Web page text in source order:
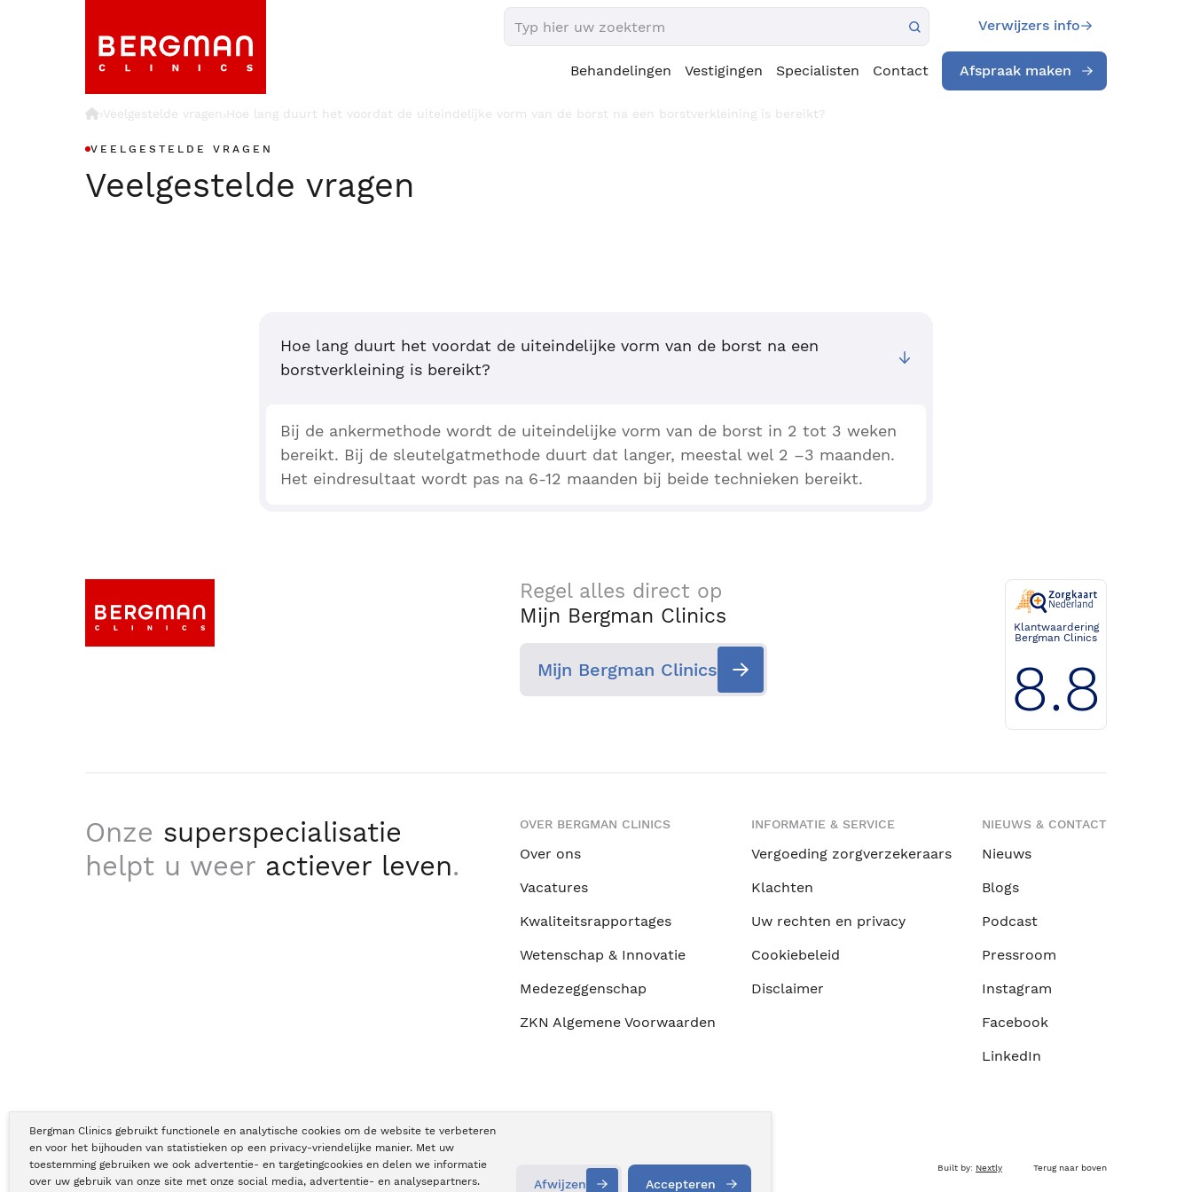
Bergman Clinics gebruikt functionele en analytische cookies om de website te verbeteren
en voor het bijhouden van statistieken op een privacy-vriendelijke manier. Met uw
toestemming gebruiken we ook advertentie- en targetingcookies en delen we informatie
over uw gebruik van onze site met onze social media, advertentie- en analysepartners.
Afwijzen Accepteren
Verwijzers info
Behandelingen Vestigingen Specialisten Contact Afspraak maken
›Veelgestelde vragen›Hoe lang duurt het voordat de uiteindelijke vorm van de borst na een borstverkleining is bereikt?
VEELGESTELDE VRAGEN
Veelgestelde vragen
Hoe lang duurt het voordat de uiteindelijke vorm van de borst na een
borstverkleining is bereikt?
Bij de ankermethode wordt de uiteindelijke vorm van de borst in 2 tot 3 weken
bereikt. Bij de sleutelgatmethode duurt dat langer, meestal wel 2 –3 maanden.
Het eindresultaat wordt pas na 6-12 maanden bij beide technieken bereikt.
Regel alles direct op
Mijn Bergman Clinics
Mijn Bergman Clinics
Klantwaardering
Bergman Clinics
8.8
Onze superspecialisatie
helpt u weer actiever leven.
OVER BERGMAN CLINICS
Over ons
Vacatures
Kwaliteitsrapportages
Wetenschap & Innovatie
Medezeggenschap
ZKN Algemene Voorwaarden
INFORMATIE & SERVICE
Vergoeding zorgverzekeraars
Klachten
Uw rechten en privacy
Cookiebeleid
Disclaimer
NIEUWS & CONTACT
Nieuws
Blogs
Podcast
Pressroom
Instagram
Facebook
LinkedIn
Copyright © Bergman Clinics 2026 | KVK nummer: 30196373 Built by: Nextly Terug naar boven